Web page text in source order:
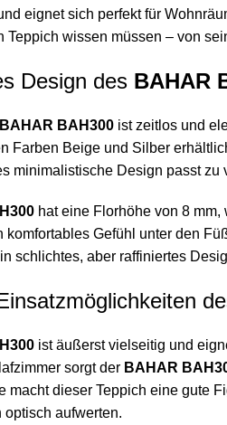
eignet sich perfekt für
Teppich wissen müssen – von
Design des BAHAR
BAHAR BAH300 ist zeitlos und
Farben Beige und Silber
minimalistische Design passt
hat eine Florhöhe von 8
komfortables Gefühl unter den
schlichtes, aber raffiniertes
ist äußerst vielseitig und
sorgt der BAHAR
macht dieser Teppich eine gute
aufwerten.